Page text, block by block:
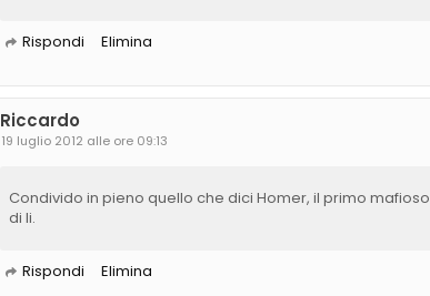
Rispondi Elimina
Riccardo
19 luglio 2012 alle ore 09:13
Condivido in pieno quello che dici Homer, il primo
di li.
Rispondi Elimina